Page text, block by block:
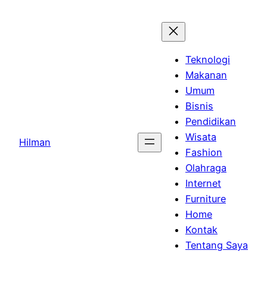
Hilman
Teknologi
Makanan
Umum
Bisnis
Pendidikan
Wisata
Fashion
Olahraga
Internet
Furniture
Home
Kontak
Tentang Saya